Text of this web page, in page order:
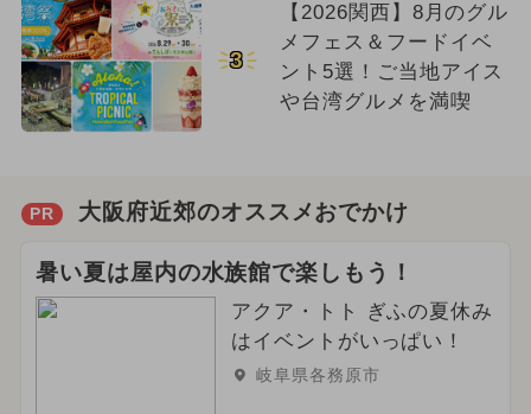
3
【2026関西】8月のグル
メフェス＆フードイベ
ント5選！ご当地アイス
や台湾グルメを満喫
PR 大阪府近郊のオススメおでかけ
暑い夏は屋内の水族館で楽しもう！
アクア・トト ぎふの夏休み
はイベントがいっぱい！
岐阜県各務原市